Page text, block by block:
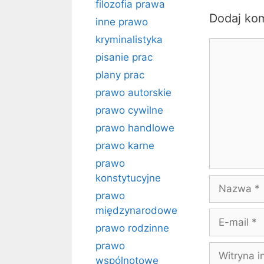
Dodaj
mail
filozofia prawa
inne prawo
kryminalistyka
pisanie prac
plany prac
prawo autorskie
prawo cywilne
prawo handlowe
prawo karne
prawo
konstytucyjne
prawo
międzynarodowe
prawo rodzinne
prawo
wspólnotowe